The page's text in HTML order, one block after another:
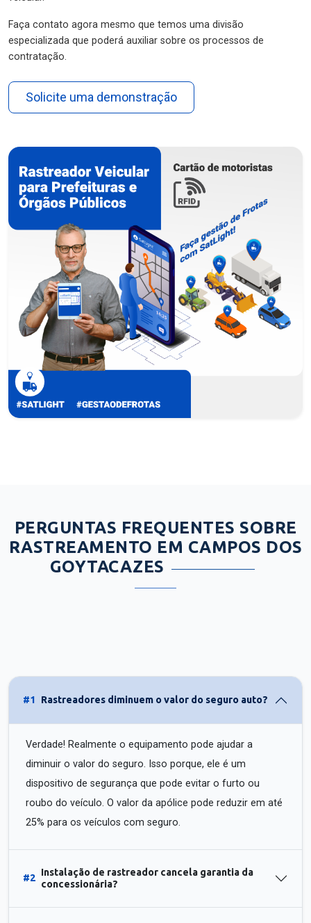
Faça contato agora mesmo que temos uma divisão
especializada que poderá auxiliar sobre os processos de
contratação.
Solicite uma demonstração
PERGUNTAS FREQUENTES SOBRE
RASTREAMENTO EM CAMPOS DOS
GOYTACAZES
#1 Rastreadores diminuem o valor do seguro auto?
Verdade! Realmente o equipamento pode ajudar a
diminuir o valor do seguro. Isso porque, ele é um
dispositivo de segurança que pode evitar o furto ou
roubo do veículo. O valor da apólice pode reduzir em até
25% para os veículos com seguro.
#2
Instalação de rastreador cancela garantia da
concessionária?